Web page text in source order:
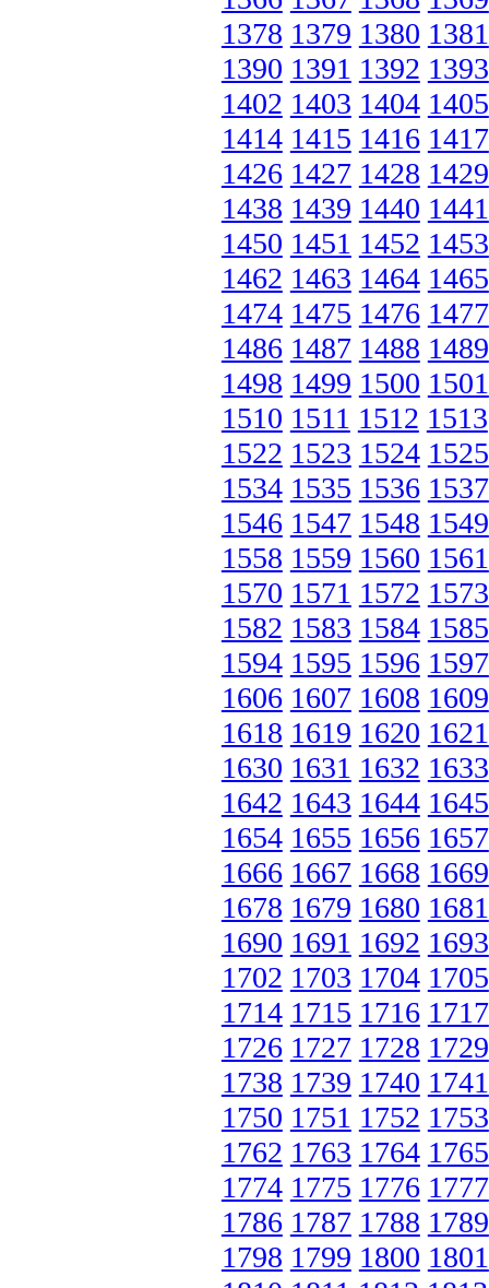
1378 1379 1380 1381
1390 1391 1392 1393
1402 1403 1404 1405
1414 1415 1416 1417
1426 1427 1428 1429
1438 1439 1440 1441
1450 1451 1452 1453
1462 1463 1464 1465
1474 1475 1476 1477
1486 1487 1488 1489
1498 1499 1500 1501
1510 1511 1512 1513
1522 1523 1524 1525
1534 1535 1536 1537
1546 1547 1548 1549
1558 1559 1560 1561
1570 1571 1572 1573
1582 1583 1584 1585
1594 1595 1596 1597
1606 1607 1608 1609
1618 1619 1620 1621
1630 1631 1632 1633
1642 1643 1644 1645
1654 1655 1656 1657
1666 1667 1668 1669
1678 1679 1680 1681
1690 1691 1692 1693
1702 1703 1704 1705
1714 1715 1716 1717
1726 1727 1728 1729
1738 1739 1740 1741
1750 1751 1752 1753
1762 1763 1764 1765
1774 1775 1776 1777
1786 1787 1788 1789
1798 1799 1800 1801